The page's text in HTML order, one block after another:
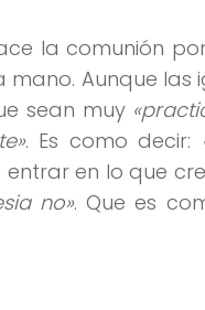
la comunión
mano. Aunque
sean muy
. Es como decir:
entrar en lo que
no». Que es